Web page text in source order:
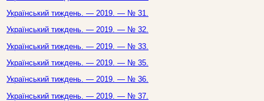
Український тиждень. — 2019. — № 31.
Український тиждень. — 2019. — № 32.
Український тиждень. — 2019. — № 33.
Український тиждень. — 2019. — № 35.
Український тиждень. — 2019. — № 36.
Український тиждень. — 2019. — № 37.